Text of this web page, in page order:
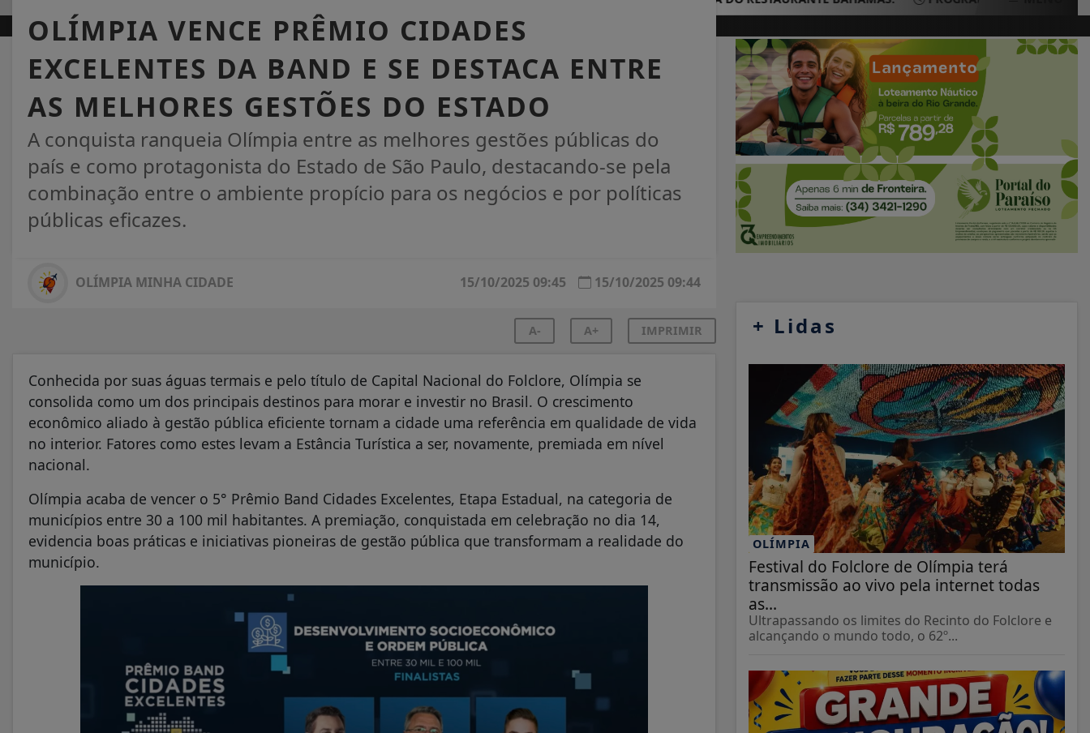
OLÍMPIA VENCE PRÊMIO CIDADES
EXCELENTES DA BAND E SE DESTACA ENTRE
AS MELHORES GESTÕES DO ESTADO
A conquista ranqueia Olímpia entre as melhores gestões públicas do
país e como protagonista do Estado de São Paulo, destacando-se pela
combinação entre o ambiente propício para os negócios e por políticas
públicas eficazes.
OLÍMPIA MINHA CIDADE 15/10/2025 09:44
15/10/2025 09:45
A- A+ IMPRIMIR
Conhecida por suas águas termais e pelo título de Capital Nacional do Folclore, Olímpia se
consolida como um dos principais destinos para morar e investir no Brasil. O crescimento
econômico aliado à gestão pública eficiente tornam a cidade uma referência em qualidade de vida
no interior. Fatores como estes levam a Estância Turística a ser, novamente, premiada em nível
nacional.
Olímpia acaba de vencer o 5° Prêmio Band Cidades Excelentes, Etapa Estadual, na categoria de
municípios entre 30 a 100 mil habitantes. A premiação, conquistada em celebração no dia 14,
evidencia boas práticas e iniciativas pioneiras de gestão pública que transformam a realidade do
município.
+ Lidas
OLÍMPIA
Festival do Folclore de Olímpia terá
transmissão ao vivo pela internet todas
as...
Ultrapassando os limites do Recinto do Folclore e
alcançando o mundo todo, o 62º...